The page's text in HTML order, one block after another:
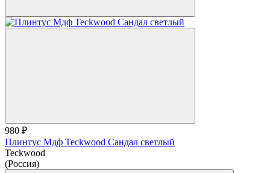
980 ₽
Плинтус Мдф Teckwood Сандал светлый
Teckwood
(Россия)